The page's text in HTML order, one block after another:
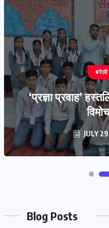
बरेली
‘प्रज्ञा प्रवाह’
JULY
Blog Posts